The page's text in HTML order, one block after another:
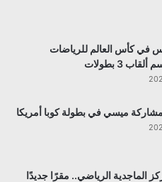
في كأس العالم للرياضات
3 بطولات
ميسي في بطولة كوبا أمريكا
الماجدية الرياضي.. مقرًا جديدًا